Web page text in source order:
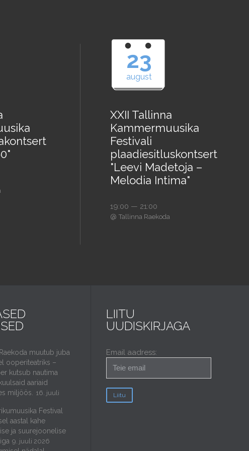
23
august
XXII Tallinna
Kammermuusika
Festivali
plaadiesitluskontsert
"Leevi Madetoja –
Melodia Intima"
19:00 — 21:00
@ Tallinna Raekoda
muutub juba
ooperiteatriks –
kutsub nautima
aariaid
miljöös.
16. juuli
Festival
aastal kahe
ja suurejoonelise
9. juuli 2026
LIITU
UUDISKIRJAGA
Email aadress: